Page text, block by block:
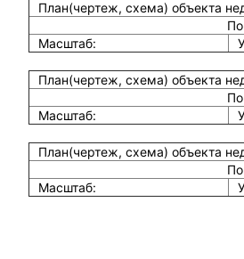
План(чертеж, схема) объекта
Масштаб:
План(чертеж, схема) объекта
Масштаб:
План(чертеж, схема) объекта
Масштаб: